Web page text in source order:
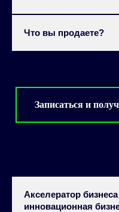
Что вы продаете?
Записаться и
Акселератор
инновационная